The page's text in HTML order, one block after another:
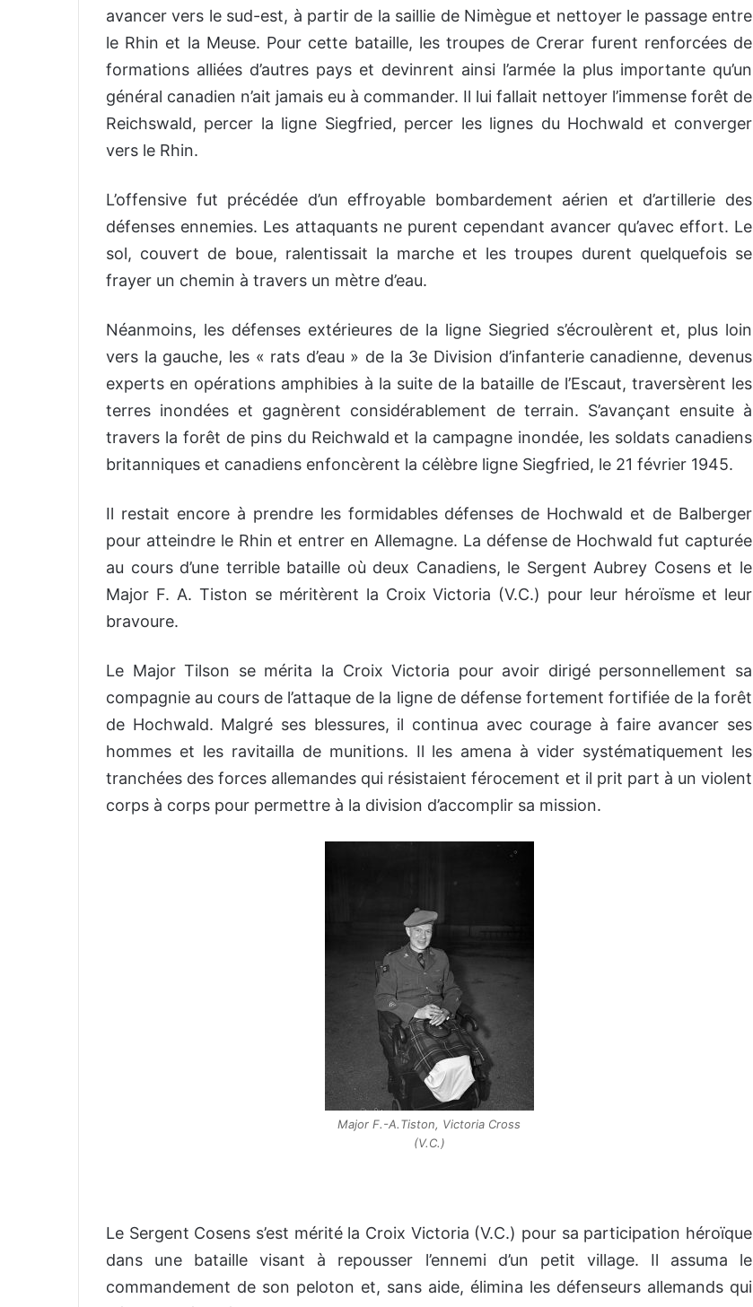
avancer vers le sud-est, à partir de la saillie de Nimègue et nettoyer le passage entre
le Rhin et la Meuse. Pour cette bataille, les troupes de Crerar furent renforcées de
formations alliées d’autres pays et devinrent ainsi l’armée la plus importante qu’un
général canadien n’ait jamais eu à commander. Il lui fallait nettoyer l’immense forêt de
Reichswald, percer la ligne Siegfried, percer les lignes du Hochwald et converger
vers le Rhin.
L’offensive fut précédée d’un effroyable bombardement aérien et d’artillerie des
défenses ennemies. Les attaquants ne purent cependant avancer qu’avec effort. Le
sol, couvert de boue, ralentissait la marche et les troupes durent quelquefois se
frayer un chemin à travers un mètre d’eau.
Néanmoins, les défenses extérieures de la ligne Siegried s’écroulèrent et, plus loin
vers la gauche, les « rats d’eau » de la 3e Division d’infanterie canadienne, devenus
experts en opérations amphibies à la suite de la bataille de l’Escaut, traversèrent les
terres inondées et gagnèrent considérablement de terrain. S’avançant ensuite à
travers la forêt de pins du Reichwald et la campagne inondée, les soldats canadiens
britanniques et canadiens enfoncèrent la célèbre ligne Siegfried, le 21 février 1945.
Il restait encore à prendre les formidables défenses de Hochwald et de Balberger
pour atteindre le Rhin et entrer en Allemagne. La défense de Hochwald fut capturée
au cours d’une terrible bataille où deux Canadiens, le Sergent Aubrey Cosens et le
Major F. A. Tiston se méritèrent la Croix Victoria (V.C.) pour leur héroïsme et leur
bravoure.
Le Major Tilson se mérita la Croix Victoria pour avoir dirigé personnellement sa
compagnie au cours de l’attaque de la ligne de défense fortement fortifiée de la forêt
de Hochwald. Malgré ses blessures, il continua avec courage à faire avancer ses
hommes et les ravitailla de munitions. Il les amena à vider systématiquement les
tranchées des forces allemandes qui résistaient férocement et il prit part à un violent
corps à corps pour permettre à la division d’accomplir sa mission.
Major F.-A.Tiston, Victoria Cross
(V.C.)
Le Sergent Cosens s’est mérité la Croix Victoria (V.C.) pour sa participation héroïque
dans une bataille visant à repousser l’ennemi d’un petit village. Il assuma le
commandement de son peloton et, sans aide, élimina les défenseurs allemands qui